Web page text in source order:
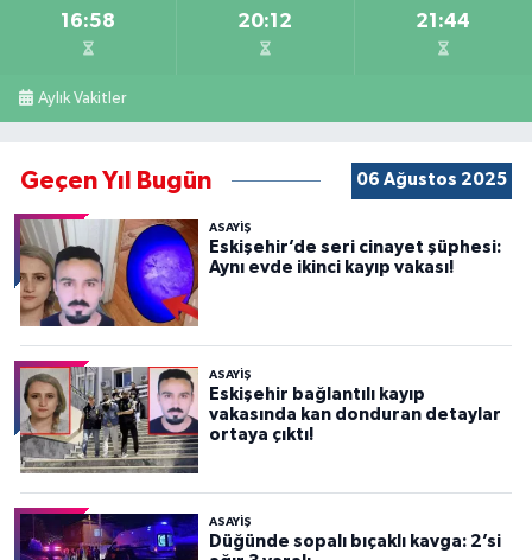
16:58 20:12 21:44
Aylık Vakitler
Geçen Yıl Bugün 06 Ağustos 2025
ASAYİŞ
Eskişehir’de seri cinayet şüphesi:
Aynı evde ikinci kayıp vakası!
ASAYİŞ
Eskişehir bağlantılı kayıp
vakasında kan donduran detaylar
ortaya çıktı!
ASAYİŞ
Düğünde sopalı bıçaklı kavga: 2’si